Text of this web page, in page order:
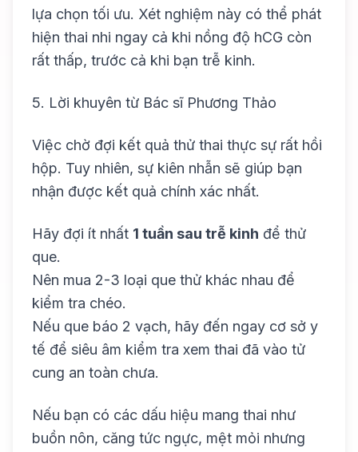
lựa chọn tối ưu. Xét nghiệm này có thể phát
hiện thai nhi ngay cả khi nồng độ hCG còn
rất thấp, trước cả khi bạn trễ kinh.
5. Lời khuyên từ Bác sĩ Phương Thảo
Việc chờ đợi kết quả thử thai thực sự rất hồi
hộp. Tuy nhiên, sự kiên nhẫn sẽ giúp bạn
nhận được kết quả chính xác nhất.
Hãy đợi ít nhất 1 tuần sau trễ kinh để thử
que.
Nên mua 2-3 loại que thử khác nhau để
kiểm tra chéo.
Nếu que báo 2 vạch, hãy đến ngay cơ sở y
tế để siêu âm kiểm tra xem thai đã vào tử
cung an toàn chưa.
Nếu bạn có các dấu hiệu mang thai như
buồn nôn, căng tức ngực, mệt mỏi nhưng